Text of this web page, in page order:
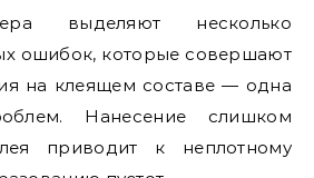
выделяют несколько
ошибок, которые совершают
на клеящем составе — одна
Нанесение слишком
приводит к неплотному